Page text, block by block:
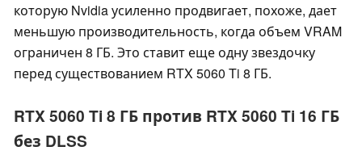
которую Nvidia усиленно продвигает, похоже, дает
меньшую производительность, когда объем VRAM
ограничен 8 ГБ. Это ставит еще одну звездочку
перед существованием RTX 5060 Ti 8 ГБ.
RTX 5060 Ti 8 ГБ против RTX 5060 Ti 16 ГБ
без DLSS